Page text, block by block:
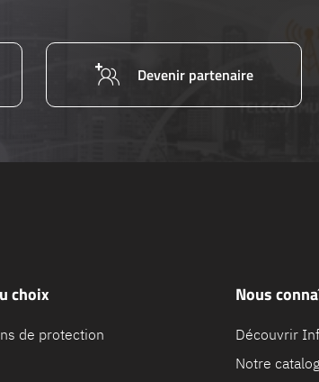
Devenir partenaire
choix
de protection
Nous
Découvrir
Notre